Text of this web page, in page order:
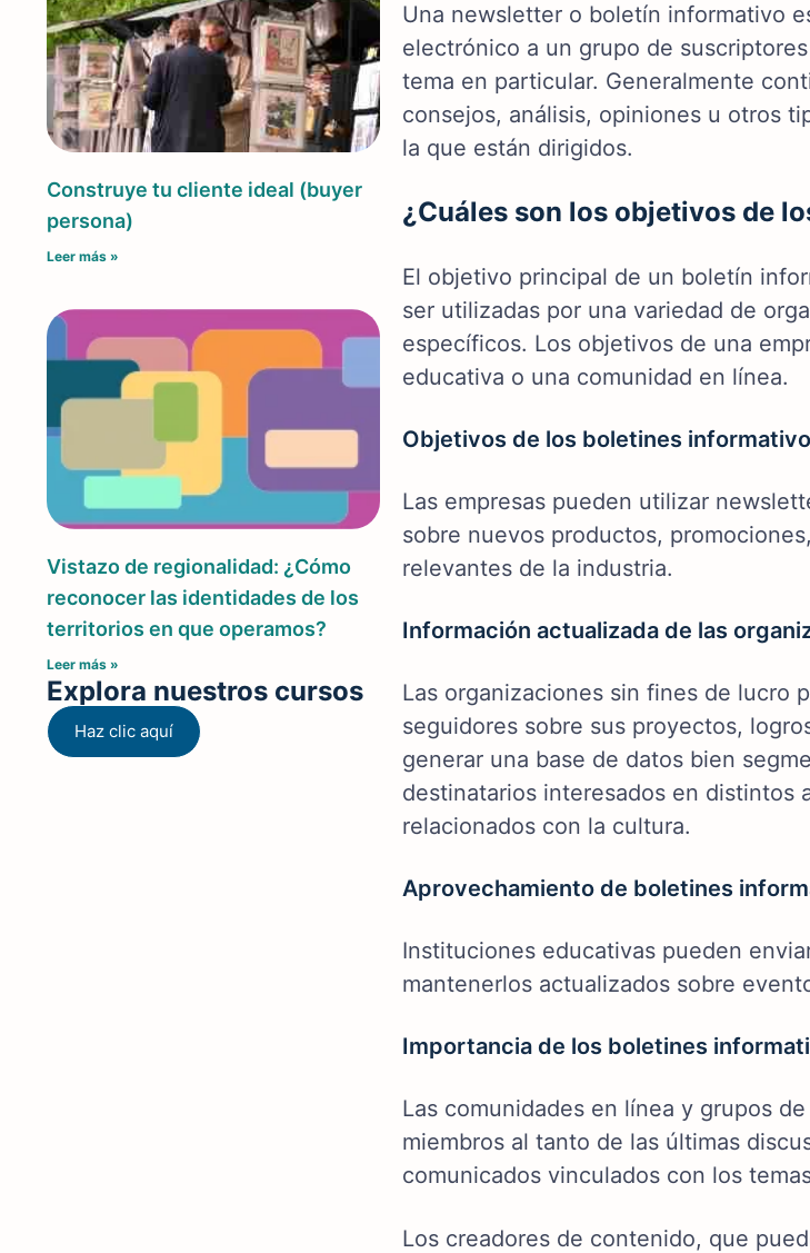
Construye tu cliente ideal (buyer
persona)
Leer más »
Vistazo de regionalidad: ¿Cómo
reconocer las identidades de los
territorios en que operamos?
Leer más »
Explora nuestros cursos
Haz clic aquí
Una newsletter o boletín informativo
electrónico a un grupo de
tema en particular. Generalmente
consejos, análisis, opiniones u otros
la que están dirigidos.
¿Cuáles son los objetivos de
El objetivo principal de un boletín
ser utilizadas por una variedad de
específicos. Los objetivos de una
educativa o una comunidad en línea.
Objetivos de los boletines
Las empresas pueden utilizar
sobre nuevos productos,
relevantes de la industria.
Información actualizada de las
Las organizaciones sin fines de lucro
seguidores sobre sus proyectos,
generar una base de datos bien
destinatarios interesados en distintos
relacionados con la cultura.
Aprovechamiento de boletines
Instituciones educativas pueden
mantenerlos actualizados sobre
Importancia de los boletines
Las comunidades en línea y grupos
miembros al tanto de las últimas
comunicados vinculados con los
Los creadores de contenido, que